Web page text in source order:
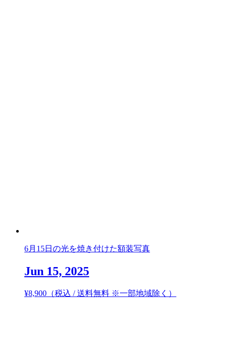
6月15日の光を焼き付けた額装写真
Jun 15, 2025
¥8,900 （税込 / 送料無料 ※一部地域除く）